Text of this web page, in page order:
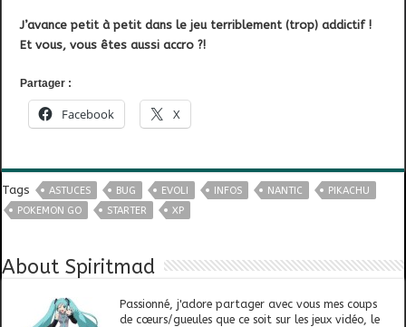
J’avance petit à petit dans le jeu terriblement (trop) addictif !
Et vous, vous êtes aussi accro ?!
Partager :
Facebook X
Tags ASTUCES BUG EVOLI INFOS NANTIC
PIKACHU
POKEMON GO
STARTER XP
About Spiritmad
Passionné, j'adore partager avec vous mes coups
de cœurs/gueules que ce soit sur les jeux vidéo, le